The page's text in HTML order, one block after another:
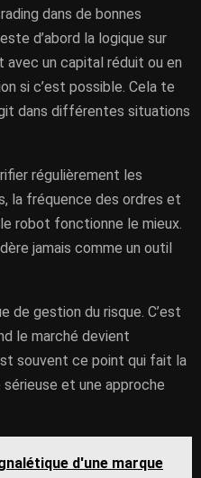
dans de bonnes
d’abord la logique sur
avec un capital réduit ou en
si c’est possible. Cela te
dans différentes situations
régulièrement les
la fréquence des ordres et
robot fonctionne le mieux.
jamais comme un outil
de gestion du risque. C’est
le marché devient
souvent ce point qui fait la
et une approche
d'une marque